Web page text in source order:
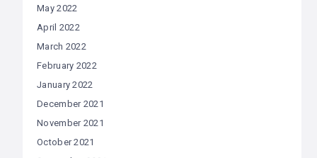
May 2022
April 2022
March 2022
February 2022
January 2022
December 2021
November 2021
October 2021